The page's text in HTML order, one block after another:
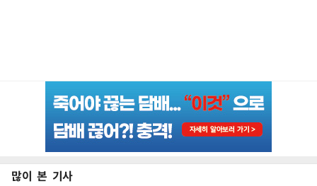
많이 본 기사